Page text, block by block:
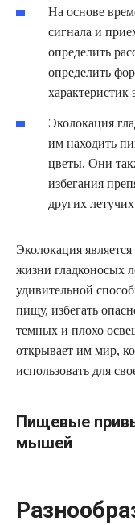
На основе
сигнала и
определить
определить
характеристик
Эколокация
им находить
цветы. Они
избегания
других
Эколокация
жизни гладконосых
удивительной
пищу, избегать
темных и плохо
открывает им мир,
использовать для
Пищевые
мышей